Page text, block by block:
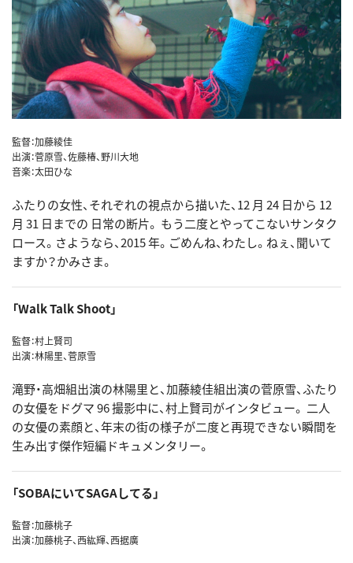
監督：加藤綾佳
出演：菅原雪、佐藤椿、野川大地
音楽：太田ひな
ふたりの女性、それぞれの視点から描いた、12 月 24 日から 12
月 31 日までの 日常の断片。 もう二度とやってこないサンタク
ロース。さようなら、2015 年。ごめんね、わたし。ねぇ、聞いて
ますか？かみさま。
「Walk Talk Shoot」
監督：村上賢司
出演：林陽里、菅原雪
滝野・高畑組出演の林陽里と、加藤綾佳組出演の菅原雪、ふたり
の女優をドグマ 96 撮影中に、村上賢司がインタビュー。 二人
の女優の素顔と、年末の街の様子が二度と再現できない瞬間を
生み出す傑作短編ドキュメンタリー。
「SOBAにいてSAGAしてる」
監督：加藤桃子
出演：加藤桃子、西紘輝、西据廣